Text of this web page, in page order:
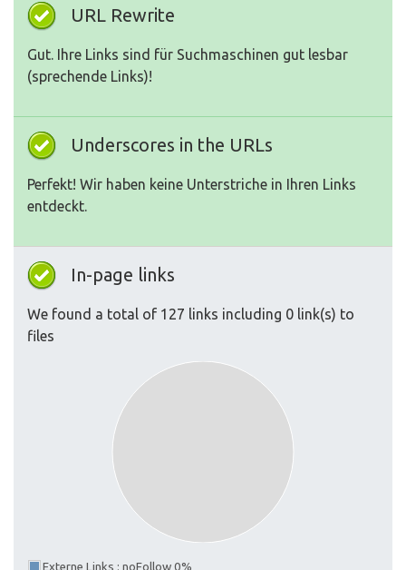
URL Rewrite
Gut. Ihre Links sind für Suchmaschinen gut lesbar
(sprechende Links)!
Underscores in the URLs
Perfekt! Wir haben keine Unterstriche in Ihren Links
entdeckt.
In-page links
We found a total of 127 links including 0 link(s) to
files
Externe Links : noFollow 0%